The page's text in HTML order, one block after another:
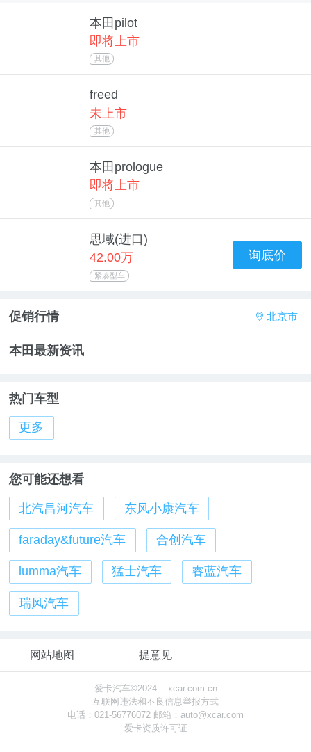
本田pilot
即将上市
其他
freed
未上市
其他
本田prologue
即将上市
其他
思域(进口)
42.00万
紧凑型车
询底价
促销行情 a 北京市
本田最新资讯
热门车型
更多
您可能还想看
北汽昌河汽车 东风小康汽车
faraday&future汽车 合创汽车
lumma汽车 猛士汽车 睿蓝汽车
瑞风汽车
网站地图 提意见
爱卡汽车©2024 xcar.com.cn
互联网违法和不良信息举报方式
电话：021-56776072 邮箱： auto@xcar.com
爱卡资质许可证